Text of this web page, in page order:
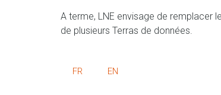
A terme, LNE envisage de remplacer
de plusieurs Terras de données.
FR EN